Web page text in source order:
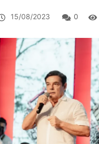
15/08/2023 0